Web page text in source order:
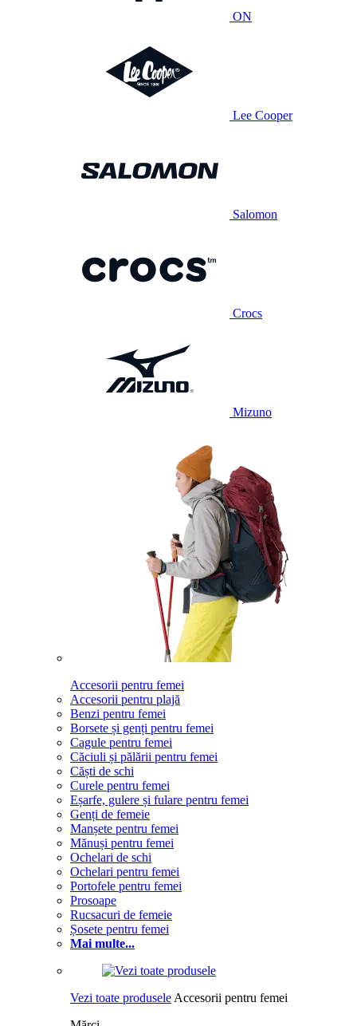
ON
Lee Cooper
Salomon
Crocs
Mizuno
Accesorii pentru femei
Accesorii pentru plajă
Benzi pentru femei
Borsete și genți pentru femei
Cagule pentru femei
Căciuli și pălării pentru femei
Căști de schi
Curele pentru femei
Eșarfe, gulere și fulare pentru femei
Genți de femeie
Manșete pentru femei
Mănuși pentru femei
Ochelari de schi
Ochelari pentru femei
Portofele pentru femei
Prosoape
Rucsacuri de femeie
Șosete pentru femei
Mai multe...
Vezi toate produsele Accesorii pentru femei